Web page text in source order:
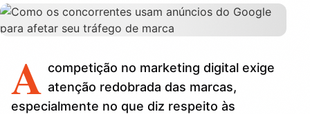
A competição no marketing digital exige
atenção redobrada das marcas,
especialmente no que diz respeito às